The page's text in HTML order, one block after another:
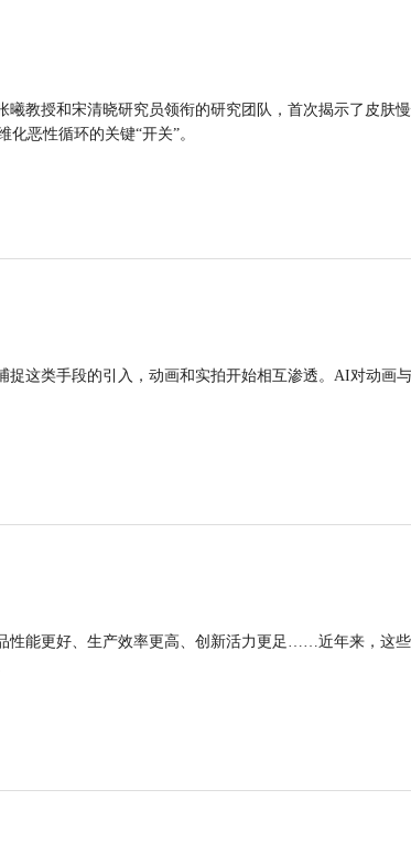
教授和宋清晓研究员领衔的研究团队，首次揭示了皮肤
恶性循环的关键“开关”。
这类手段的引入，动画和实拍开始相互渗透。AI对动画
性能更好、生产效率更高、创新活力更足……近年来，这